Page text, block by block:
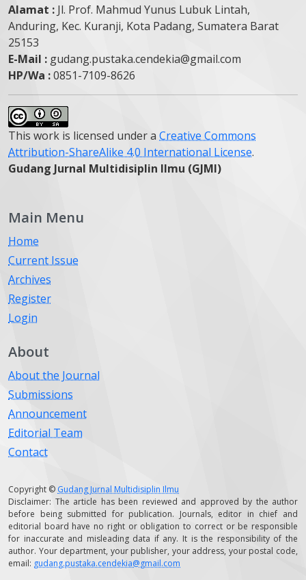
Alamat : Jl. Prof. Mahmud Yunus Lubuk Lintah,
Anduring, Kec. Kuranji, Kota Padang, Sumatera Barat
25153
E-Mail : gudang.pustaka.cendekia@gmail.com
HP/Wa :0851-7109-8626
This work is licensed under a Creative Commons
Attribution-ShareAlike 4.0 International License.
Gudang Jurnal Multidisiplin Ilmu (GJMI)
Main Menu
Home
Current Issue
Archives
Register
Login
About
About the Journal
Submissions
Announcement
Editorial Team
Contact
Copyright © Gudang Jurnal Multidisiplin Ilmu
Disclaimer: The article has been reviewed and approved by the author
before being submitted for publication. Journals, editor in chief and
editorial board have no right or obligation to correct or be responsible
for inaccurate and misleading data if any. It is the responsibility of the
author. Your department, your publisher, your address, your postal code,
email: gudang.pustaka.cendekia@gmail.com